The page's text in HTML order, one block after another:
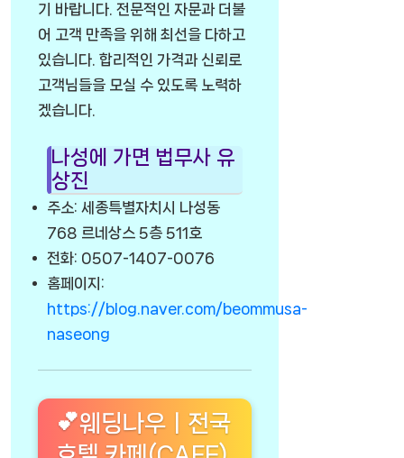
기 바랍니다. 전문적인 자문과 더불
어 고객 만족을 위해 최선을 다하고
있습니다. 합리적인 가격과 신뢰로
고객님들을 모실 수 있도록 노력하
겠습니다.
나성에 가면 법무사 유
상진
주소: 세종특별자치시 나성동
768 르네상스 5층 511호
전화: 0507-1407-0076
홈페이지:
https://blog.naver.com/beommusa-
naseong
💕웨딩나우ㅣ전국